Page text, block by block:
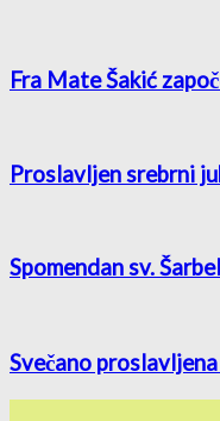
Fra Mate Šakić
Proslavljen srebrni
Spomendan sv.
Svečano